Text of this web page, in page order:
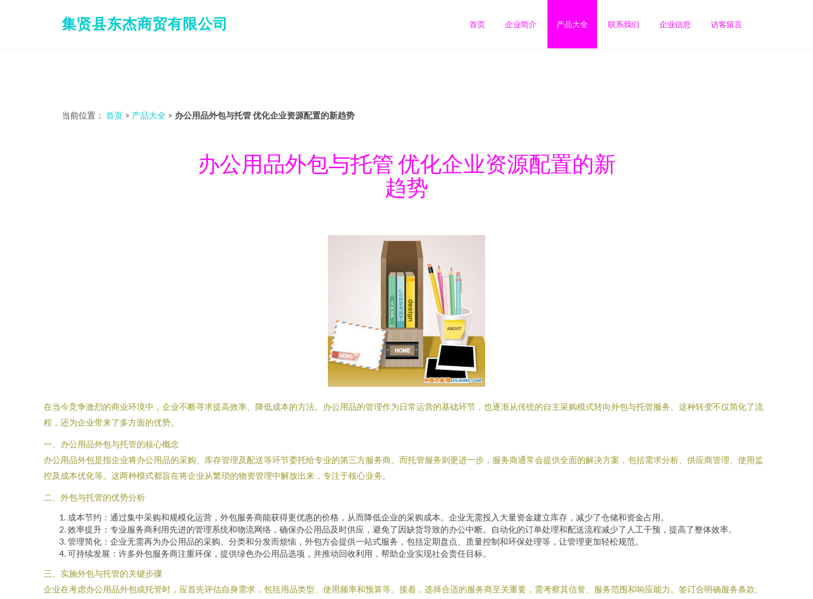
集贤县东杰商贸有限公司 首页 企业简介 产品大全 联系我们 企业信息 访客留言
当前位置： 首页 > 产品大全 > 办公用品外包与托管 优化企业资源配置的新趋势
办公用品外包与托管 优化企业资源配置的新
趋势
在当今竞争激烈的商业环境中，企业不断寻求提高效率、降低成本的方法。办公用品的管理作为日常运营的基础环节，也逐渐从传统的自主采购模式转向外包与托管服务。这种转变不仅简化了流
程，还为企业带来了多方面的优势。
一、办公用品外包与托管的核心概念
办公用品外包是指企业将办公用品的采购、库存管理及配送等环节委托给专业的第三方服务商。而托管服务则更进一步，服务商通常会提供全面的解决方案，包括需求分析、供应商管理、使用监
控及成本优化等。这两种模式都旨在将企业从繁琐的物资管理中解放出来，专注于核心业务。
二、外包与托管的优势分析
成本节约：通过集中采购和规模化运营，外包服务商能获得更优惠的价格，从而降低企业的采购成本。企业无需投入大量资金建立库存，减少了仓储和资金占用。
效率提升：专业服务商利用先进的管理系统和物流网络，确保办公用品及时供应，避免了因缺货导致的办公中断。自动化的订单处理和配送流程减少了人工干预，提高了整体效率。
管理简化：企业无需再为办公用品的采购、分类和分发而烦恼，外包方会提供一站式服务，包括定期盘点、质量控制和环保处理等，让管理更加轻松规范。
可持续发展：许多外包服务商注重环保，提供绿色办公用品选项，并推动回收利用，帮助企业实现社会责任目标。
三、实施外包与托管的关键步骤
企业在考虑办公用品外包或托管时，应首先评估自身需求，包括用品类型、使用频率和预算等。接着，选择合适的服务商至关重要，需考察其信誉、服务范围和响应能力。签订合明确服务条款、